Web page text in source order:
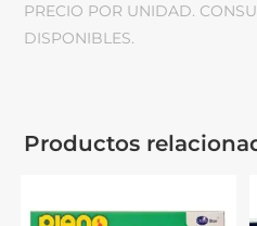
PRECIO POR UNIDAD.
DISPONIBLES.
Productos